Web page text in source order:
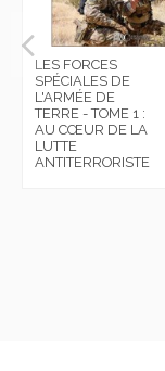
LES FORCES
SPÉCIALES DE
L'ARMÉE DE
TERRE - TOME 1 :
AU CŒUR DE LA
LUTTE
ANTITERRORISTE